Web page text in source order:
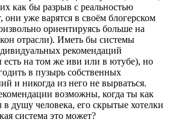
как бы разрыв с реальностью
они уже варятся в своём блогерском
ориентируясь больше на
отрасли). Иметь бы системы
рекомендаций
есть на том же иви или в ютубе), но
в пузырь собственных
и никогда из него не вырваться.
возможны, когда ты как
в душу человека, его скрытые хотелки
система это может?